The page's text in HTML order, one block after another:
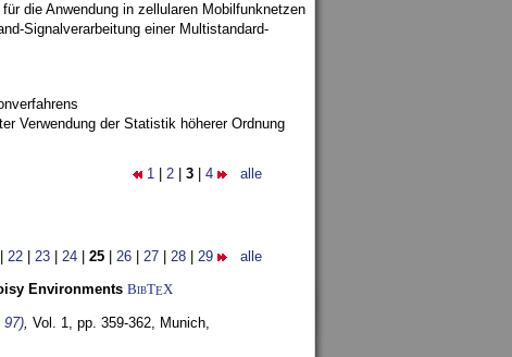
die Anwendung in zellularen Mobilfunknetzen
Signalverarbeitung einer Multistandard-
Verwendung der Statistik höherer Ordnung
1 2 3 4 alle
22 23 24 25 26 27 28 29 alle
Environments BibTEX
97), Vol. 1, pp. 359-362, Munich,